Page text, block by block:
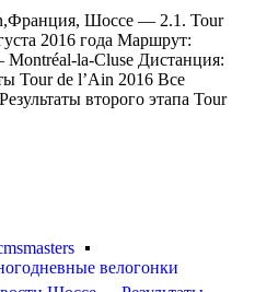
Шоссе — 2.1. Tour
2016 года Маршрут:
la-Cluse Дистанция:
Tour de l’Ain 2016 Все
второго этапа Tour
велогонки